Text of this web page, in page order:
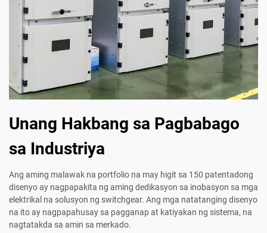
Unang Hakbang sa Pagbabago
sa Industriya
Ang aming malawak na portfolio na may higit sa 150 patentadong
disenyo ay nagpapakita ng aming dedikasyon sa inobasyon sa mga
elektrikal na solusyon ng switchgear. Ang mga natatanging disenyo
na ito ay nagpapahusay sa pagganap at katiyakan ng sistema, na
nagtatakda sa amin sa merkado.